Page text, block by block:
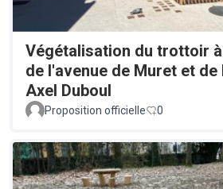
Végétalisation du trottoir
de l'avenue de Muret et de
Axel Duboul
Proposition officielle 0